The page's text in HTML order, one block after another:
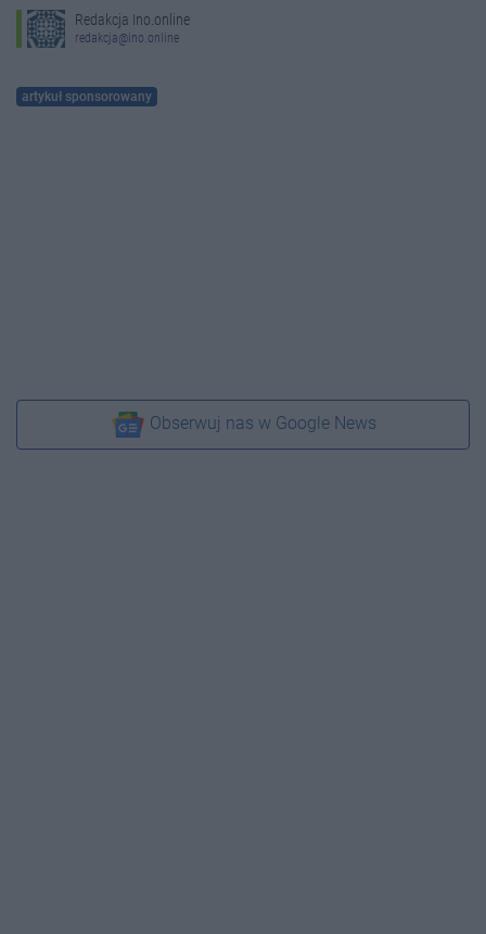
Redakcja Ino.online
redakcja@ino.online
artykuł sponsorowany
Obserwuj nas w Google News